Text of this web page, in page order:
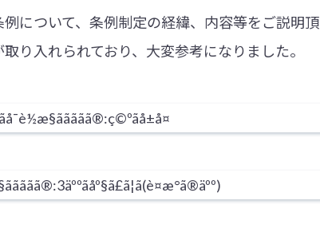
について、条例制定の経緯、内容等をご説明頂
り入れられており、大変参考になりました。